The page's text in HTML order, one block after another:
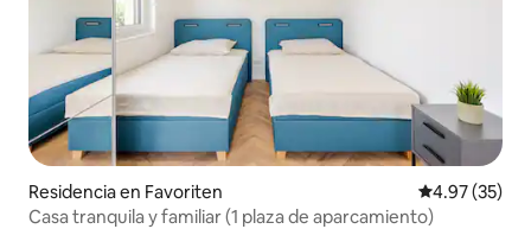
Residencia en Favoriten Calificación
4.97 (35)
Casa tranquila y familiar (1 plaza de aparcamiento)